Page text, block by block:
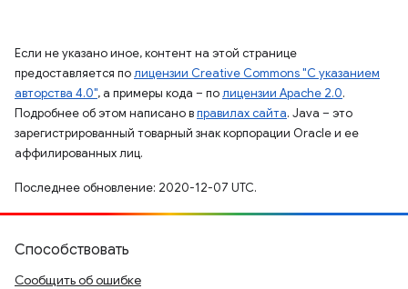
Если не указано иное, контент на этой странице
предоставляется полицензии Creative Commons "С указанием
авторства 4.0", а примеры кода – полицензии Apache 2.0.
Подробнее об этом написано вправилах сайта. Java – это
зарегистрированный товарный знак корпорации Oracle и ее
аффилированных лиц.
Последнее обновление: 2020-12-07 UTC.
Способствовать
Сообщить об ошибке